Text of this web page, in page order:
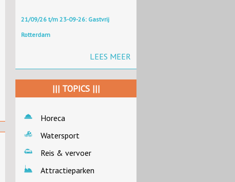
21/09/26 t/m 23-09-26: Gastvrij
Rotterdam
LEES MEER
||| TOPICS |||
Horeca
Watersport
Reis & vervoer
Attractieparken